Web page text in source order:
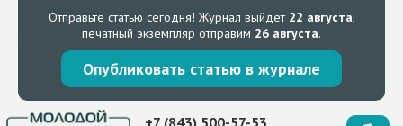
Отправьте статью сегодня! Журнал выйдет 22 августа,
печатный экземпляр отправим 26 августа.
Опубликовать статью в журнале
+7 (843) 500-57-53